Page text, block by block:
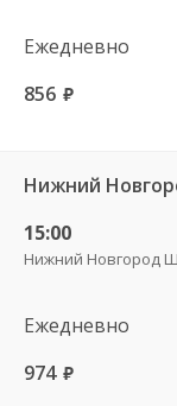
Ежедневно
856 руб.
Нижний
15:00
Нижний Новгород
Ежедневно
974 руб.